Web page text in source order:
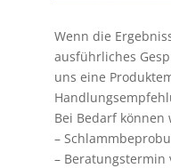
Wenn die
ausführliches
uns eine
Bei Bedarf können
–
– Beratungstermin